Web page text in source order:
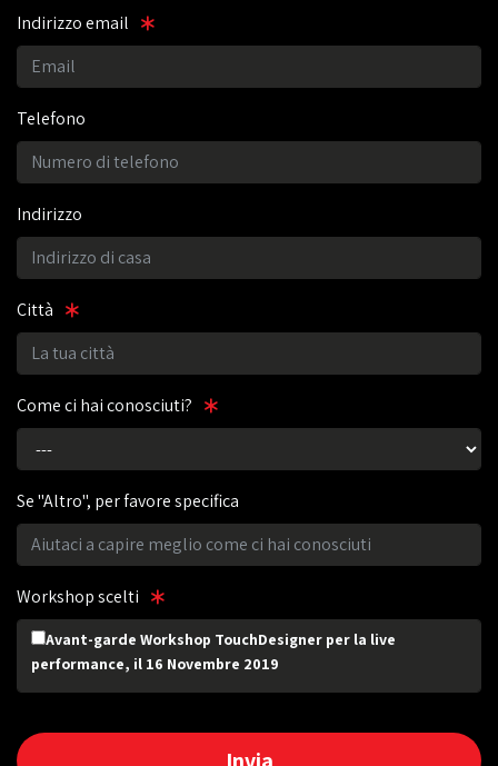
Indirizzo email
Telefono
Indirizzo
Città
Come ci hai conosciuti?
Se "Altro", per favore specifica
Workshop scelti
Avant-garde Workshop TouchDesigner per la live
performance, il 16 Novembre 2019